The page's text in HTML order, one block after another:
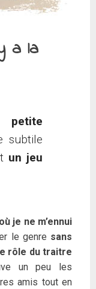
a la
petite
subtile
un jeu
je ne m’ennui
le genre sans
rôle du traitre
un peu les
amis tout en